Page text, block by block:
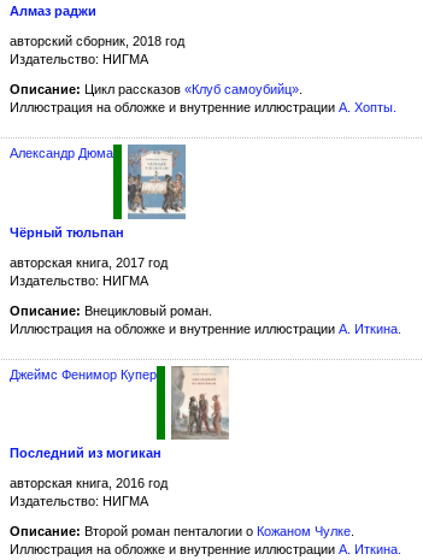
Алмаз раджи
авторский сборник, 2018 год
Издательство: НИГМА
Описание: Цикл рассказов «Клуб самоубийц».
Иллюстрация на обложке и внутренние иллюстрации А. Хопты.
Александр Дюма
Чёрный тюльпан
авторская книга, 2017 год
Издательство: НИГМА
Описание: Внецикловый роман.
Иллюстрация на обложке и внутренние иллюстрации А. Иткина
Джеймс Фенимор Купер
Последний из могикан
авторская книга, 2016 год
Издательство: НИГМА
Описание: Второй роман пенталогии о Кожаном Чулке
Иллюстрация на обложке и внутренние иллюстрации А. Иткина